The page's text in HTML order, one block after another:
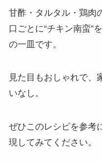
甘酢・タルタル・鶏肉
口ごとに“チキン南蛮”
の一皿です。
見た目もおしゃれで、
いなし。
ぜひこのレシピを参考
現してみてください。